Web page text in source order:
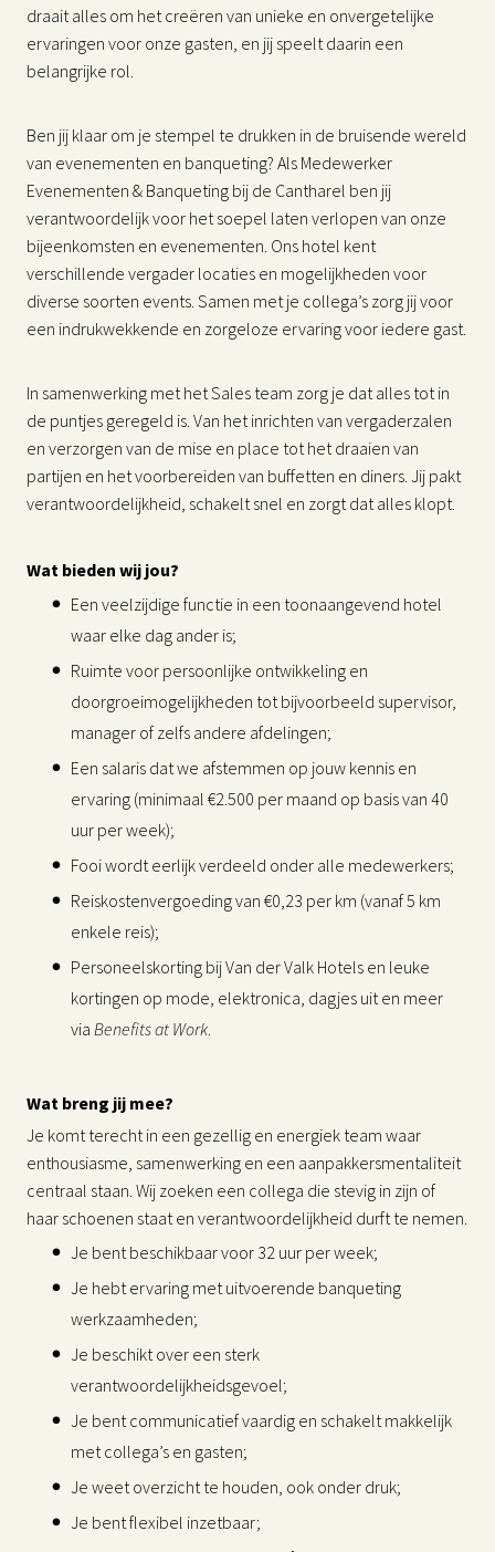
draait alles om het creëren van unieke en onvergetelijke
ervaringen voor onze gasten, en jij speelt daarin een
belangrijke rol.
Ben jij klaar om je stempel te drukken in de bruisende wereld
van evenementen en banqueting? Als Medewerker
Evenementen & Banqueting bij de Cantharel ben jij
verantwoordelijk voor het soepel laten verlopen van onze
bijeenkomsten en evenementen. Ons hotel kent
verschillende vergader locaties en mogelijkheden voor
diverse soorten events. Samen met je collega’s zorg jij voor
een indrukwekkende en zorgeloze ervaring voor iedere gast.
In samenwerking met het Sales team zorg je dat alles tot in
de puntjes geregeld is. Van het inrichten van vergaderzalen
en verzorgen van de mise en place tot het draaien van
partijen en het voorbereiden van buffetten en diners. Jij pakt
verantwoordelijkheid, schakelt snel en zorgt dat alles klopt.
Wat bieden wij jou?
Een veelzijdige functie in een toonaangevend hotel
waar elke dag ander is;
Ruimte voor persoonlijke ontwikkeling en
doorgroeimogelijkheden tot bijvoorbeeld supervisor,
manager of zelfs andere afdelingen;
Een salaris dat we afstemmen op jouw kennis en
ervaring (minimaal €2.500 per maand op basis van 40
uur per week);
Fooi wordt eerlijk verdeeld onder alle medewerkers;
Reiskostenvergoeding van €0,23 per km (vanaf 5 km
enkele reis);
Personeelskorting bij Van der Valk Hotels en leuke
kortingen op mode, elektronica, dagjes uit en meer
via Benefits at Work.
Wat breng jij mee?
Je komt terecht in een gezellig en energiek team waar
enthousiasme, samenwerking en een aanpakkersmentaliteit
centraal staan. Wij zoeken een collega die stevig in zijn of
haar schoenen staat en verantwoordelijkheid durft te nemen.
Je bent beschikbaar voor 32 uur per week;
Je hebt ervaring met uitvoerende banqueting
werkzaamheden;
Je beschikt over een sterk
verantwoordelijkheidsgevoel;
Je bent communicatief vaardig en schakelt makkelijk
met collega’s en gasten;
Je weet overzicht te houden, ook onder druk;
Je bent flexibel inzetbaar;